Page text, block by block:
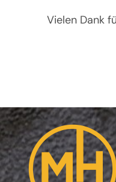
Vielen Dank